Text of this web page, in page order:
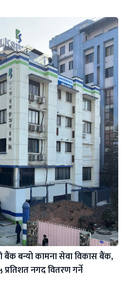
बैंक बन्यो कामना सेवा विकास बैंक,
नगद वितरण गर्ने